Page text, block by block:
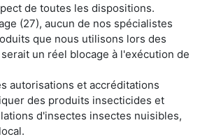
de toutes les dispositions.
(27), aucun de nos spécialistes
que nous utilisons lors des
un réel blocage à l'exécution de
autorisations et accréditations
des produits insecticides et
d'insectes insectes nuisibles,